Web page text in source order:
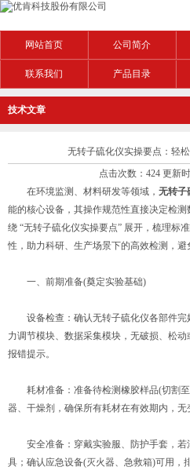
网站首页 公司简介
联系我们 产品目录
技术文章
无转子硫化仪实操要点：轻
点击次数：424 更新
在环境监测、材料研发等领域， 无转子
能的核心设备，其操作规范性直接决定检
绕 “无转子硫化仪实操要点” 展开，梳理标
性，助力科研、生产场景下的高效检测，避
一、前期准备(奠定实验基础)
设备检查：确认无转子硫化仪各部件完
力调节模块、数据采集模块，无破损、松
报错提示。
耗材准备：准备待检测橡胶样品(切割至
器、干燥剂，确保所有耗材在有效期内，无
安全准备：穿戴实验服、防护手套，若
具；确认应急设备(灭火器、急救箱)可用，